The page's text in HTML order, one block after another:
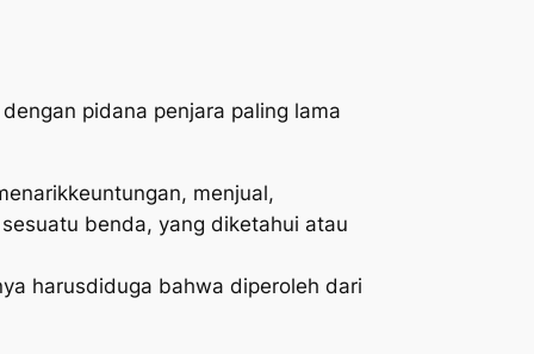
pidana penjara paling lama
keuntungan, menjual,
benda, yang diketahui atau
harusdiduga bahwa diperoleh dari